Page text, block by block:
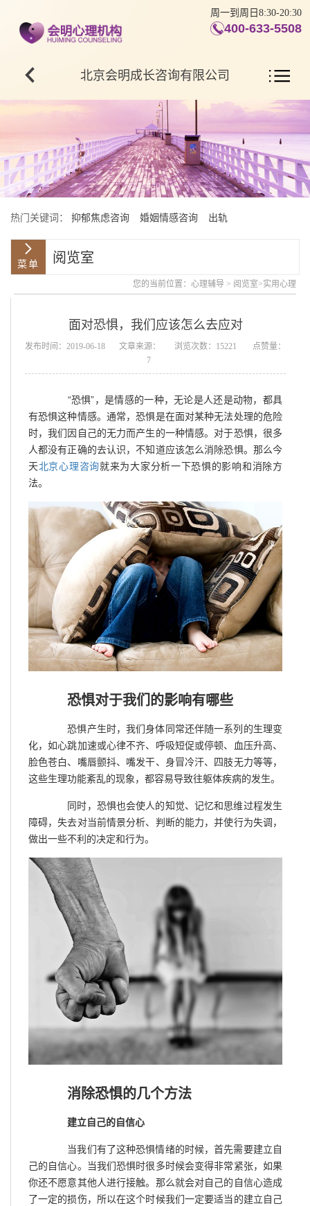
周一到周日8:30-20:30
400-633-5508
北京会明成长咨询有限公司
热门关键词： 抑郁焦虑咨询 婚姻情感咨询 出轨
阅览室
您的当前位置： 心理辅导 > 阅览室>实用心理
面对恐惧，我们应该怎么去应对
发布时间：2019-06-18 文章来源： 浏览次数：15221
点赞量：
7
“恐惧”，是情感的一种，无论是人还是动物，都具
有恐惧这种情感。通常，恐惧是在面对某种无法处理的危险
时，我们因自己的无力而产生的一种情感。对于恐惧，很多
人都没有正确的去认识，不知道应该怎么消除恐惧。那么今
天北京心理咨询就来为大家分析一下恐惧的影响和消除方
法。
恐惧对于我们的影响有哪些
恐惧产生时，我们身体同常还伴随一系列的生理变
化，如心跳加速或心律不齐、呼吸短促或停顿、血压升高、
脸色苍白、嘴唇颤抖、嘴发干、身冒冷汗、四肢无力等等，
这些生理功能紊乱的现象，都容易导致往躯体疾病的发生。
同时，恐惧也会使人的知觉、记忆和思维过程发生
障碍，失去对当前情景分析、判断的能力，并使行为失调，
做出一些不利的决定和行为。
消除恐惧的几个方法
建立自己的自信心
当我们有了这种恐惧情绪的时候，首先需要建立自
己的自信心。当我们恐惧时很多时候会变得非常紧张，如果
你还不愿意其他人进行接触。那么就会对自己的自信心造成
了一定的损伤，所以在这个时候我们一定要适当的建立自己